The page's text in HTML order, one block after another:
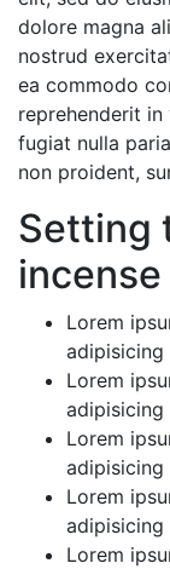
dolore magna
nostrud
ea commodo
reprehenderit
fugiat nulla
non proident,
Setting
incense
Lorem
adipisicing
Lorem
adipisicing
Lorem
adipisicing
Lorem
adipisicing
Lorem